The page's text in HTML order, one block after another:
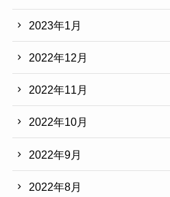
2023年1月
2022年12月
2022年11月
2022年10月
2022年9月
2022年8月